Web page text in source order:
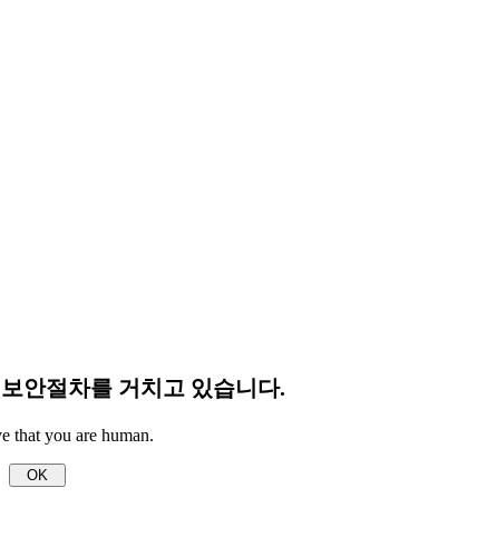
안절차를 거치고 있습니다.
that you are human.